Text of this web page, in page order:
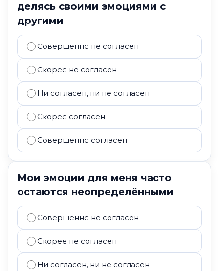
делясь своими эмоциями с
другими
Совершенно не согласен
Скорее не согласен
Ни согласен, ни не согласен
Скорее согласен
Совершенно согласен
Мои эмоции для меня часто
остаются неопределёнными
Совершенно не согласен
Скорее не согласен
Ни согласен, ни не согласен